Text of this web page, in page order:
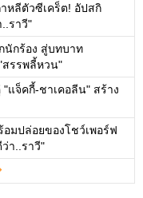
หลีตัวซีเคร็ต! อัปสกิ
ราวี"
นักร้อง สู่บทบาท
สรรพลี้หวน"
แจ็คกี้-ชาเคอลีน" สร้าง
มปล่อยของโชว์เพอร์ฟ
า..ราวี"